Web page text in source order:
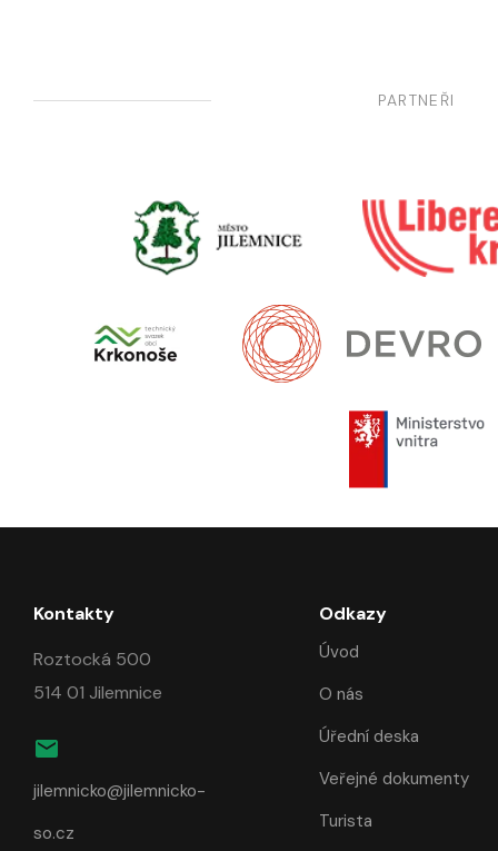
PARTNEŘI
Kontakty
Roztocká 500
514 01 Jilemnice
jilemnicko@jilemnicko-
so.cz
Odkazy
Úvod
O nás
Úřední deska
Veřejné dokumenty
Turista